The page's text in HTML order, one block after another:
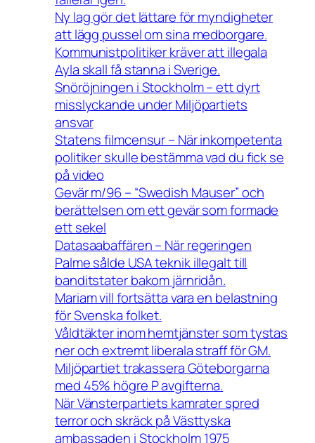
Ny lag gör det lättare för myndigheter
att lägg pussel om sina medborgare.
Kommunistpolitiker kräver att illegala
Ayla skall få stanna i Sverige.
Snöröjningen i Stockholm – ett dyrt
misslyckande under Miljöpartiets
ansvar
Statens filmcensur – När inkompetenta
politiker skulle bestämma vad du fick se
på video
Gevär m/96 – “Swedish Mauser” och
berättelsen om ett gevär som formade
ett sekel
Datasaabaffären – När regeringen
Palme sålde USA teknik illegalt till
banditstater bakom järnridån.
Mariam vill fortsätta vara en belastning
för Svenska folket.
Våldtäkter inom hemtjänster som tystas
ner och extremt liberala straff för GM.
Miljöpartiet trakassera Göteborgarna
med 45% högre P avgifterna.
När Vänsterpartiets kamrater spred
terror och skräck på Västtyska
ambassaden i Stockholm 1975